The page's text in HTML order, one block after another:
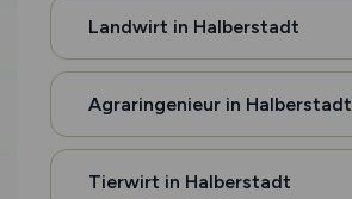
Landwirt in Halberstadt
Agraringenieur in Halberstadt
Tierwirt in Halberstadt